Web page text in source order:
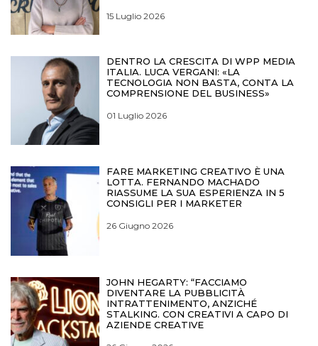
15 Luglio 2026
DENTRO LA CRESCITA DI WPP MEDIA
ITALIA. LUCA VERGANI: «LA
TECNOLOGIA NON BASTA, CONTA LA
COMPRENSIONE DEL BUSINESS»
01 Luglio 2026
FARE MARKETING CREATIVO È UNA
LOTTA. FERNANDO MACHADO
RIASSUME LA SUA ESPERIENZA IN 5
CONSIGLI PER I MARKETER
26 Giugno 2026
JOHN HEGARTY: “FACCIAMO
DIVENTARE LA PUBBLICITÀ
INTRATTENIMENTO, ANZICHÉ
STALKING. CON CREATIVI A CAPO DI
AZIENDE CREATIVE